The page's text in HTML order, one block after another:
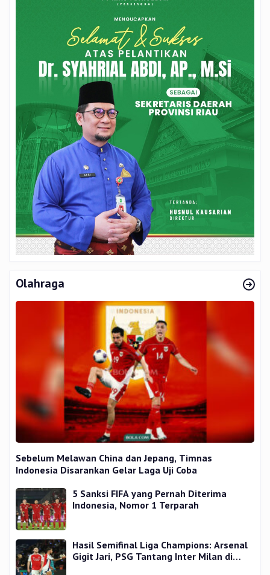
Olahraga
Sebelum Melawan China dan Jepang, Timnas
Indonesia Disarankan Gelar Laga Uji Coba
5 Sanksi FIFA yang Pernah Diterima
Indonesia, Nomor 1 Terparah
Hasil Semifinal Liga Champions: Arsenal
Gigit Jari, PSG Tantang Inter Milan di